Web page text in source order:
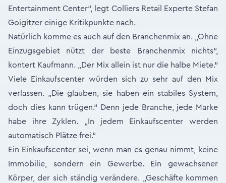
Entertainment Center“, legt Colliers Retail Experte Stefan
Goigitzer einige Kritikpunkte nach.
Natürlich komme es auch auf den Branchenmix an. „Ohne
Einzugsgebiet nützt der beste Branchenmix nichts“,
kontert Kaufmann. „Der Mix allein ist nur die halbe Miete.“
Viele Einkaufscenter würden sich zu sehr auf den Mix
verlassen. „Die glauben, sie haben ein stabiles System,
doch dies kann trügen.“ Denn jede Branche, jede Marke
habe ihre Zyklen. „In jedem Einkaufscenter werden
automatisch Plätze frei.“
Ein Einkaufscenter sei, wenn man es genau nimmt, keine
Immobilie, sondern ein Gewerbe. Ein gewachsener
Körper, der sich ständig verändere. „Geschäfte kommen